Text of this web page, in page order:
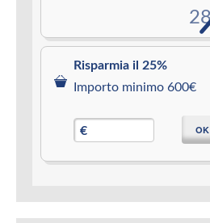
Risparmia il 25%
Importo minimo 600€
€ OK